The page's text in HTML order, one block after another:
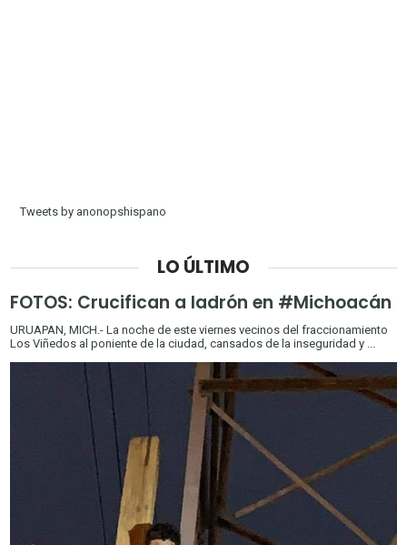
Tweets by anonopshispano
LO ÚLTIMO
FOTOS: Crucifican a ladrón en #Michoacán
URUAPAN, MICH.- La noche de este viernes vecinos del fraccionamiento
Los Viñedos al poniente de la ciudad, cansados de la inseguridad y ...